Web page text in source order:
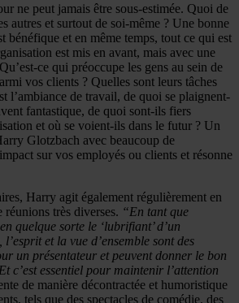
ne peut jamais être sous-estimée. Quoi de
autres et surtout de soi-même ? Une bonne
bénéfique et en même temps, tout ce qui est
est mis en avant, mais avec une
ce qui préoccupe les gens au sein de
vos clients ? Quelles sont leurs tâches
l’ambiance de travail, de quoi se plaignent-
fantastique, de quoi sont-ils fiers
et où se voient-ils dans le futur ? Un
Glotzbach avec beaucoup de
sur vos employés ou clients et résonne
Harry agit également régulièrement en
réunions très diverses. “En tant que
quelque sorte le ‘lubrifiant’ d’un
et la vue d’ensemble sont des
un présentateur et peuvent donner le bon
c’est essentiel pour maintenir l’attention
de manière décontractée et humoristique
tels que des spectacles de comédie, des